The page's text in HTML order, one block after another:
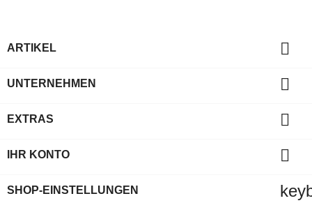
ARTIKEL 
UNTERNEHMEN 
EXTRAS 
IHR KONTO 
SHOP-EINSTELLUNGEN